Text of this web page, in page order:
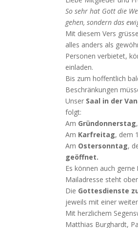
So sehr hat Gott die
gehen, sondern das
Mit diesem Vers
alles anders als
Personen verbietet,
einladen.
Bis zum hoffentlich
Beschränkungen
Unser Saal in der
folgt:
Am Gründonnerstag
Am Karfreitag, dem
Am Ostersonntag,
geöffnet.
Es können auch gerne
Mailadresse steht
Die Gottesdienste
jeweils mit einer
Mit herzlichem
Matthias Burghardt,